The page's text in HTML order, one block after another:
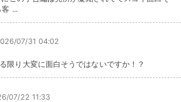
...
07/31 04:02
限り大変に面白そうではないですか！？
07/22 11:33